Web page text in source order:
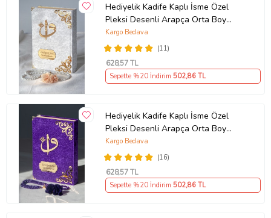
Hediyelik Kadife Kaplı İsme Özel
Pleksi Desenli Arapça Orta Boy
Kuranı Kerim Beyaz
(11)
Kargo Bedava
628,57 TL
Sepette %20 İndirim 502,86 TL
Hediyelik Kadife Kaplı İsme Özel
Pleksi Desenli Arapça Orta Boy
Kuranı Kerim Mor
(16)
Kargo Bedava
628,57 TL
Sepette %20 İndirim 502,86 TL